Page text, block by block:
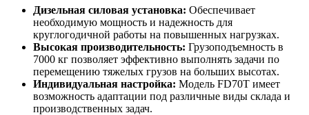
Дизельная силовая установка: Обеспечивает
необходимую мощность и надежность для
круглогодичной работы на повышенных нагрузках.
Высокая производительность: Грузоподъемность в
7000 кг позволяет эффективно выполнять задачи по
перемещению тяжелых грузов на больших высотах.
Индивидуальная настройка: Модель FD70T имеет
возможность адаптации под различные виды склада и
производственных задач.